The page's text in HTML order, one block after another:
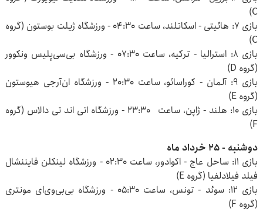
C)
بازی ۷: هائیتی - اسکاتلند، ساعت ۰۴:۳۰ - ورزشگاه ژیلت بوستون (گروه
C)
بازی ۸: استرالیا - ترکیه، ساعت ۰۷:۳۰ - ورزشگاه بی‌سی‌پِلیس ونکوور
(گروه D)
بازی ۹: آلمان - کوراسائو، ساعت ۲۰:۳۰ - ورزشگاه ان‌آرجی هیوستون
(گروه E)
بازی ۱۰: هلند - ژاپن، ساعت ۲۳:۳۰ - ورزشگاه اتی‌ اند تی دالاس (گروه
F)
دوشنبه - ۲۵ خرداد ماه
بازی ۱۱: ساحل عاج - اکوادور، ساعت ۰۲:۳۰ - ورزشگاه لینکلن فایننشال
فیلد فیلادلفیا (گروه E)
بازی ۱۲: سوئد - تونس، ساعت ۰۵:۳۰ - ورزشگاه بی‌بی‌وی‌ای مونتری
(گروه F)